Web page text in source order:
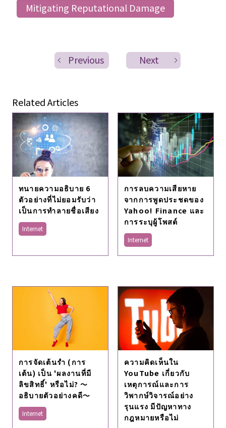
Mitigating Reputational Damage
Previous Next
Related Articles
ทนายความอธิบาย 6
ตัวอย่างที่ไม่ยอมรับว่า
เป็นการทำลายชื่อเสียง
Internet
การลบความเสียหาย
จากการพูดประชดของ
Yahoo! Finance และ
การระบุผู้โพสต์
Internet
การจัดเต้นรำ (การ
เต้น) เป็น 'ผลงานที่มี
ลิขสิทธิ์' หรือไม่? ～
อธิบายตัวอย่างคดี～
Internet
ความคิดเห็นใน
YouTube เกี่ยวกับ
เหตุการณ์และการ
วิพากษ์วิจารณ์อย่าง
รุนแรง มีปัญหาทาง
กฎหมายหรือไม่